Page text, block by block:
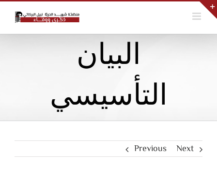
Skip
content
البيان
التأسيسي
Previous Next